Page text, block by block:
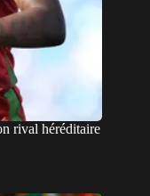
rival héréditaire